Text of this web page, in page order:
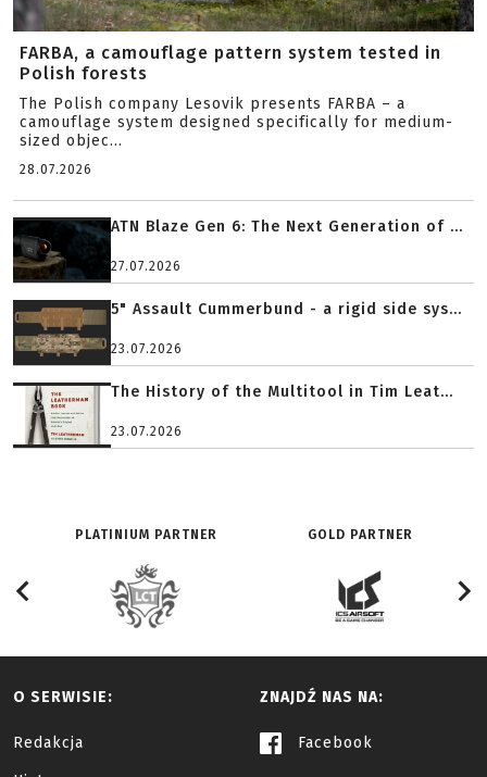
FARBA, a camouflage pattern system tested in
Polish forests
The Polish company Lesovik presents FARBA – a
camouflage system designed specifically for medium-
sized objec...
28.07.2026
ATN Blaze Gen 6: The Next Generation of ...
27.07.2026
5" Assault Cummerbund - a rigid side sys...
23.07.2026
The History of the Multitool in Tim Leat...
23.07.2026
PLATINIUM PARTNER GOLD PARTNER
O SERWISIE:
Redakcja
ZNAJDŹ NAS NA:
Facebook